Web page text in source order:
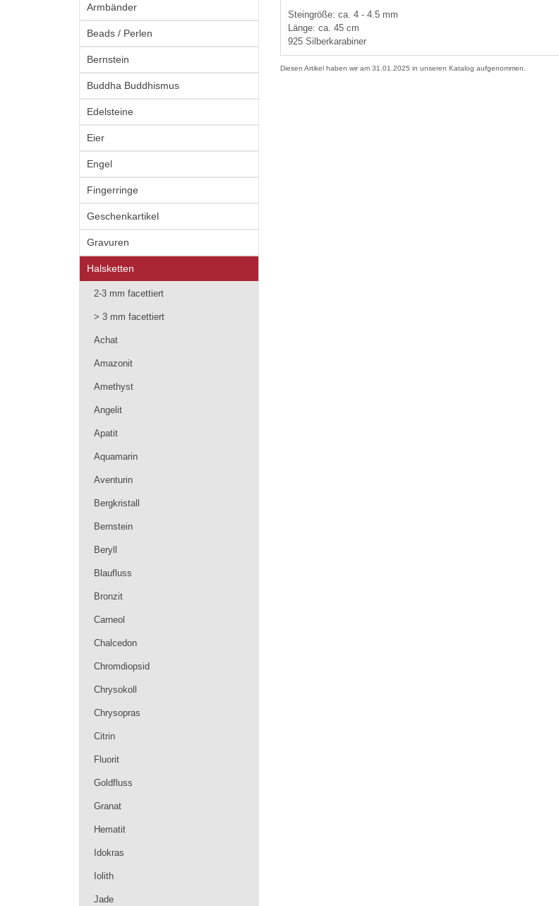
Steingröße: ca. 4 - 4.5 mm
Länge: ca. 45 cm
925 Silberkarabiner
Diesen Artikel haben wir am 31.01.2025 in unseren Katalog aufgenommen.
Armbänder
Beads / Perlen
Bernstein
Buddha Buddhismus
Edelsteine
Eier
Engel
Fingerringe
Geschenkartikel
Gravuren
Halsketten
2-3 mm facettiert
> 3 mm facettiert
Achat
Amazonit
Amethyst
Angelit
Apatit
Aquamarin
Aventurin
Bergkristall
Bernstein
Beryll
Blaufluss
Bronzit
Carneol
Chalcedon
Chromdiopsid
Chrysokoll
Chrysopras
Citrin
Fluorit
Goldfluss
Granat
Hematit
Idokras
Iolith
Jade